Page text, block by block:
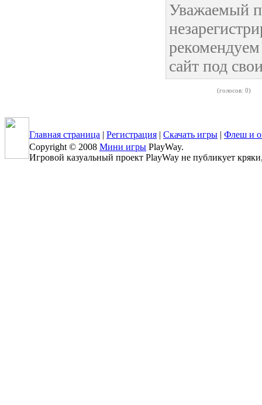
Уважаемый
сайт под
(голосов: 0)
Главная страница | Регистрация | Скачать игры | Флеш и
Copyright © 2008 Мини игры PlayWay.
Игровой казуальный проект PlayWay не публикует